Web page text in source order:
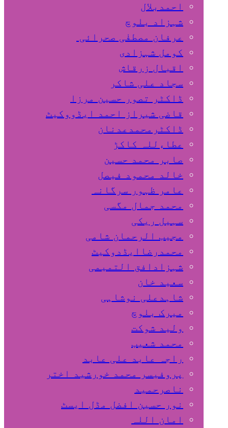
اﺣﻤﺪﺑﻼل
شہزاد بلوچ
عرفان مصطفٰی صحرائی
کومل شہزادی
اقبال زرقاش
سجاد علی شاکر
ڈاکٹر تصور حسین مرزا
قاضی شیراز احمد ایڈووکیٹ
ڈاکٹرمحمدعدنان
عطاءللہ کاکڑ
صابر محمد حسین
خالد محمود فیصل
عامر ظہور سرگانہ
محمد جمال مگسی
سہیل ريكی
مجیب الرحمان شامی
محمدرضاایڈدوکیٹ
شہزادافق التمیمی
سعید خان
شاہدعلی نوشاہی
میرک بلوچ
ولید شوکت
محمد شعیب
راجہ عابد علی عابد
پروفیسر محمد خورشید اختر
ناصرحمید
نور حسین افضل مڈل ایسٹ
امان اللہ